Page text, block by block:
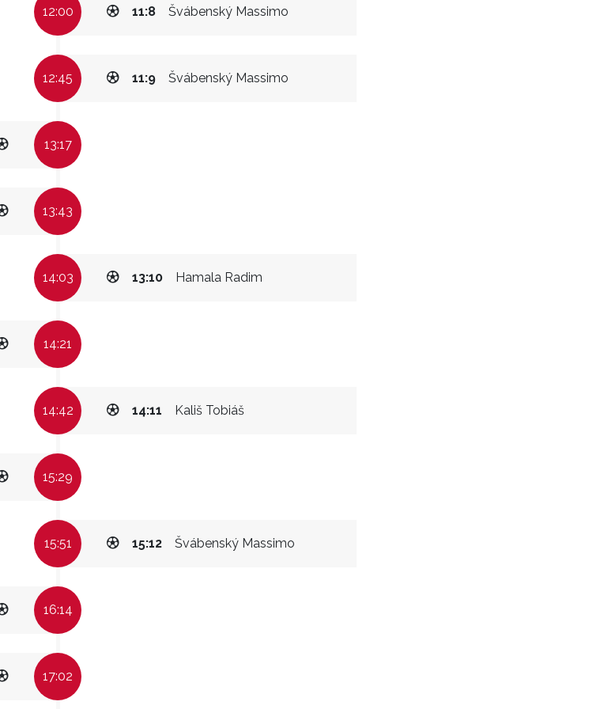
12:00 Švábenský Massimo
11:8
12:45 Švábenský Massimo
11:9
13:17
13:43
14:03 Hamala Radim
13:10
14:21
14:42 Kališ Tobiáš
14:11
15:29
15:51 Švábenský Massimo
15:12
16:14
17:02